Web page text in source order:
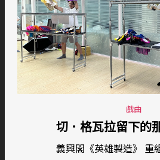
戲曲
切．格瓦拉留下的
義興閣《英雄製造》 重